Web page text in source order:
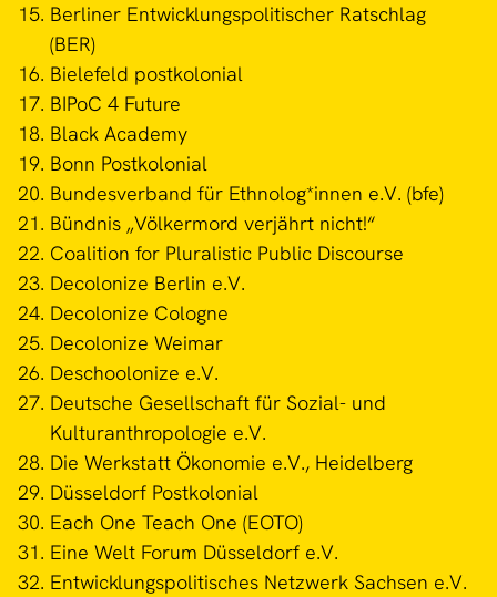
Berliner Entwicklungspolitischer Ratschlag
(BER)
Bielefeld postkolonial
BIPoC 4 Future
Black Academy
Bonn Postkolonial
Bundesverband für Ethnolog*innen e.V. (bfe)
Bündnis „Völkermord verjährt nicht!“
Coalition for Pluralistic Public Discourse
Decolonize Berlin e.V.
Decolonize Cologne
Decolonize Weimar
Deschoolonize e.V.
Deutsche Gesellschaft für Sozial- und
Kulturanthropologie e.V.
Die Werkstatt Ökonomie e.V., Heidelberg
Düsseldorf Postkolonial
Each One Teach One (EOTO)
Eine Welt Forum Düsseldorf e.V.
Entwicklungspolitisches Netzwerk Sachsen e.V.